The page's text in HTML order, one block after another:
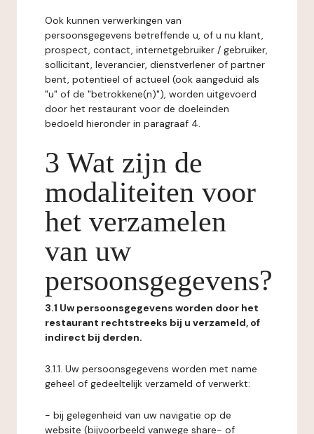
Ook kunnen verwerkingen van
persoonsgegevens betreffende u, of u nu klant,
prospect, contact, internetgebruiker / gebruiker,
sollicitant, leverancier, dienstverlener of partner
bent, potentieel of actueel (ook aangeduid als
"u" of de "betrokkene(n)"), worden uitgevoerd
door het restaurant voor de doeleinden
bedoeld hieronder in paragraaf 4.
3 Wat zijn de
modaliteiten voor
het verzamelen
van uw
persoonsgegevens?
3.1 Uw persoonsgegevens worden door het
restaurant rechtstreeks bij u verzameld, of
indirect bij derden.
3.1.1. Uw persoonsgegevens worden met name
geheel of gedeeltelijk verzameld of verwerkt:
- bij gelegenheid van uw navigatie op de
website (bijvoorbeeld vanwege share- of